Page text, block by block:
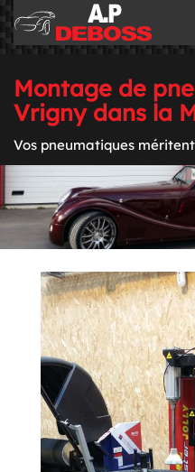
Montage de
Vrigny dans la
Vos pneumatiques